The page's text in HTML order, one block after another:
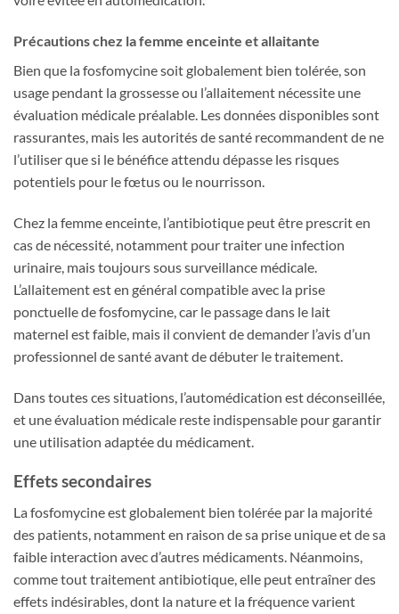
Précautions chez la femme enceinte et allaitante
Bien que la fosfomycine soit globalement bien tolérée, son
usage pendant la grossesse ou l’allaitement nécessite une
évaluation médicale préalable. Les données disponibles sont
rassurantes, mais les autorités de santé recommandent de ne
l’utiliser que si le bénéfice attendu dépasse les risques
potentiels pour le fœtus ou le nourrisson.
Chez la femme enceinte, l’antibiotique peut être prescrit en
cas de nécessité, notamment pour traiter une infection
urinaire, mais toujours sous surveillance médicale.
L’allaitement est en général compatible avec la prise
ponctuelle de fosfomycine, car le passage dans le lait
maternel est faible, mais il convient de demander l’avis d’un
professionnel de santé avant de débuter le traitement.
Dans toutes ces situations, l’automédication est déconseillée,
et une évaluation médicale reste indispensable pour garantir
une utilisation adaptée du médicament.
Effets secondaires
La fosfomycine est globalement bien tolérée par la majorité
des patients, notamment en raison de sa prise unique et de sa
faible interaction avec d’autres médicaments. Néanmoins,
comme tout traitement antibiotique, elle peut entraîner des
effets indésirables, dont la nature et la fréquence varient